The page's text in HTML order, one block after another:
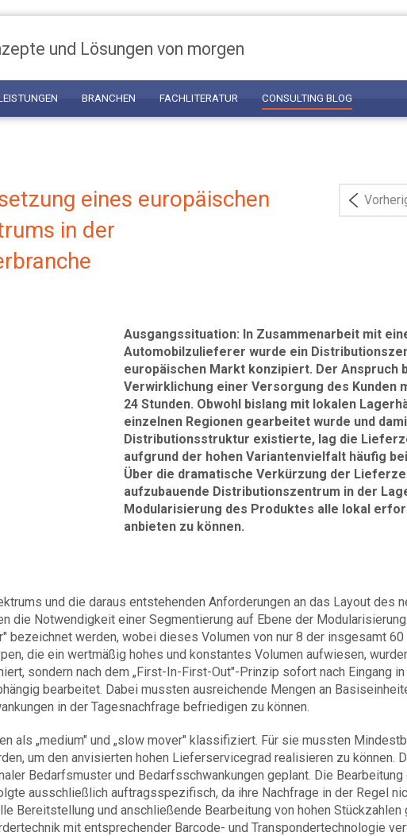
BRANCHEN FACHLITERATUR CONSULTING BLOG
und Lösungen von morgen
eines europäischen
in der
Ausgangssituation: In Zusammenarbeit mit
Automobilzulieferer wurde ein
europäischen Markt konzipiert. Der Anspruch
Verwirklichung einer Versorgung des Kunden
24 Stunden. Obwohl bislang mit lokalen
einzelnen Regionen gearbeitet wurde und
Distributionsstruktur existierte, lag die
aufgrund der hohen Variantenvielfalt häufig
Über die dramatische Verkürzung der
aufzubauende Distributionszentrum in der
Modularisierung des Produktes alle lokal
anbieten zu können.
und die daraus entstehenden Anforderungen an das Layout des
die Notwendigkeit einer Segmentierung auf Ebene der
bezeichnet werden, wobei dieses Volumen von nur 8 der insgesamt
die ein wertmäßig hohes und konstantes Volumen aufwiesen,
sondern nach dem „First-In-First-Out"-Prinzip sofort nach Eingang
bearbeitet. Dabei mussten ausreichende Mengen an
in der Tagesnachfrage befriedigen zu können.
als „medium" und „slow mover" klassifiziert. Für sie mussten
um den anvisierten hohen Lieferservicegrad realisieren zu können.
Bedarfsmuster und Bedarfsschwankungen geplant. Die
ausschließlich auftragsspezifisch, da ihre Nachfrage in der Regel
Bereitstellung und anschließende Bearbeitung von hohen
mit entsprechender Barcode- und Transpondertechnologie